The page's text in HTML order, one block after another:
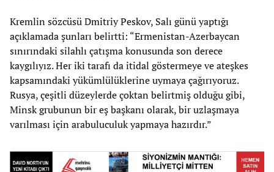
Kremlin sözcüsü Dmitriy Peskov, Salı günü yaptığı
açıklamada şunları belirtti: “Ermenistan-Azerbaycan
sınırındaki silahlı çatışma konusunda son derece
kaygılıyız. Her iki tarafı da itidal göstermeye ve ateşkes
kapsamındaki yükümlülüklerine uymaya çağırıyoruz.
Rusya, çeşitli düzeylerde çoktan belirtmiş olduğu gibi,
Minsk grubunun bir eş başkanı olarak, bir uzlaşmaya
varılması için arabuluculuk yapmaya hazırdır.”